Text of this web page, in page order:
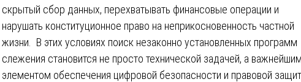
скрытый сбор данных, перехватывать финансовые операции и
нарушать конституционное право на неприкосновенность частной
жизни. В этих условиях поиск незаконно установленных программ
слежения становится не просто технической задачей, а важнейшим
элементом обеспечения цифровой безопасности и правовой